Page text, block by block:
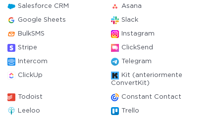
Salesforce CRM Asana
Google Sheets Slack
BulkSMS Instagram
Stripe ClickSend
Intercom Telegram
ClickUp
Kit (anteriormente
ConvertKit)
Todoist Constant Contact
Leeloo Trello